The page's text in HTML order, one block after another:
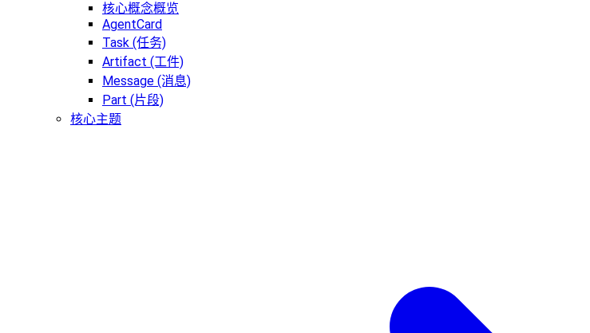
核心概念概览
AgentCard
Task (任务)
Artifact (工件)
Message (消息)
Part (片段)
核心主题